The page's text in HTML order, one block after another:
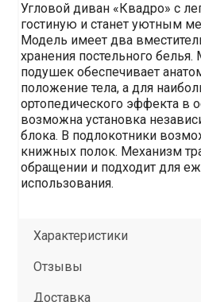
Угловой диван «Квадро» с
гостиную и станет уютным
Модель имеет два
хранения постельного белья.
подушек обеспечивает
положение тела, а для
ортопедического эффекта в
возможна установка
блока. В подлокотники
книжных полок. Механизм
обращении и подходит для
использования.
Характеристики
Отзывы
Доставка